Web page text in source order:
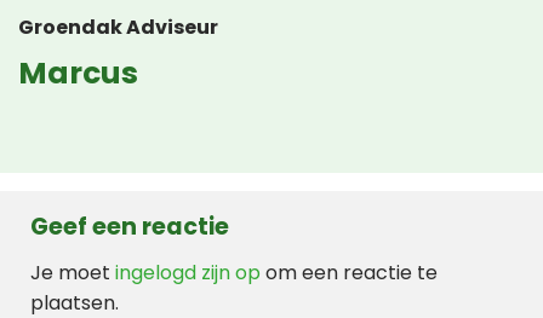
Groendak Adviseur
Marcus
Geef een reactie
Je moet ingelogd zijn op om een reactie te
plaatsen.